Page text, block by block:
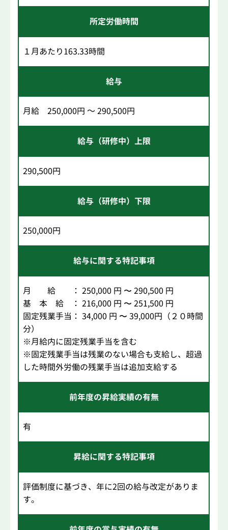
所定労働時間
１月あたり163.33時間
給与
月給 250,000円 ～ 290,500円
給与（研修中）上限
290,500円
給与（研修中）下限
250,000円
給与に関する特記事項
月 給 ： 250,000 円 〜 290,500 円
基 本 給 ： 216,000 円 〜 251,500 円
固定残業手当： 34,000 円 〜 39,000円（２０時間
分）
※月給内に固定残業手当を含む
※固定残業手当は残業のない場合も支給し、超過
した時間外労働の残業手当は追加支給する
前年度の昇給実績の有無
有
昇給に関する特記事項
評価制度に基づき、年に2回の給与改定がありま
す。